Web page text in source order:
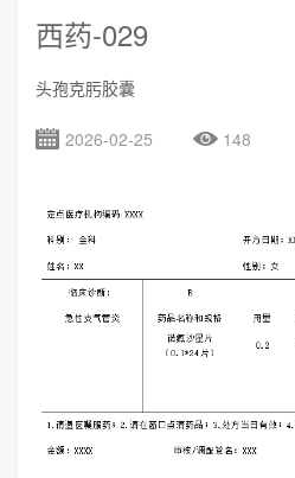
西药-029
头孢克肟胶囊
2026-02-25 148